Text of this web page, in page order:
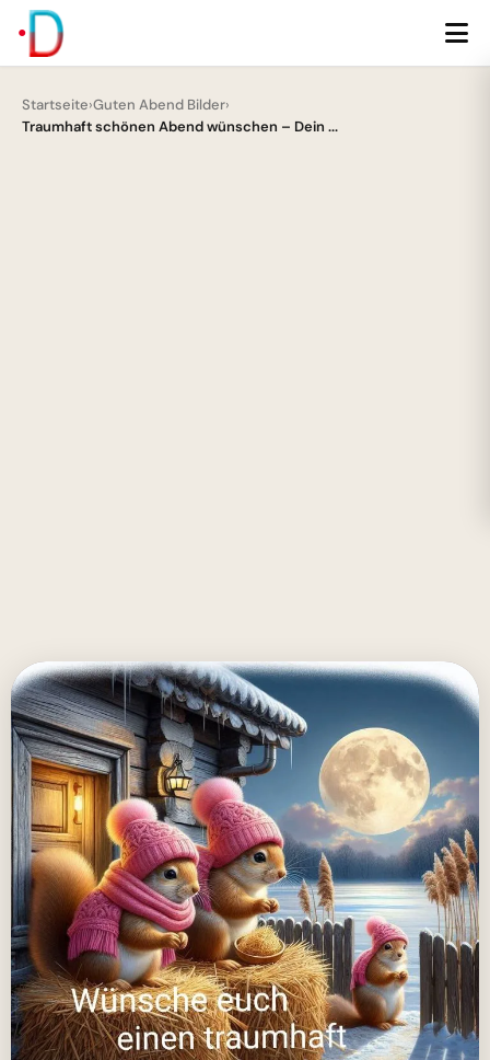
Startseite›Guten Abend Bilder›
Traumhaft schönen Abend wünschen – Dein ...